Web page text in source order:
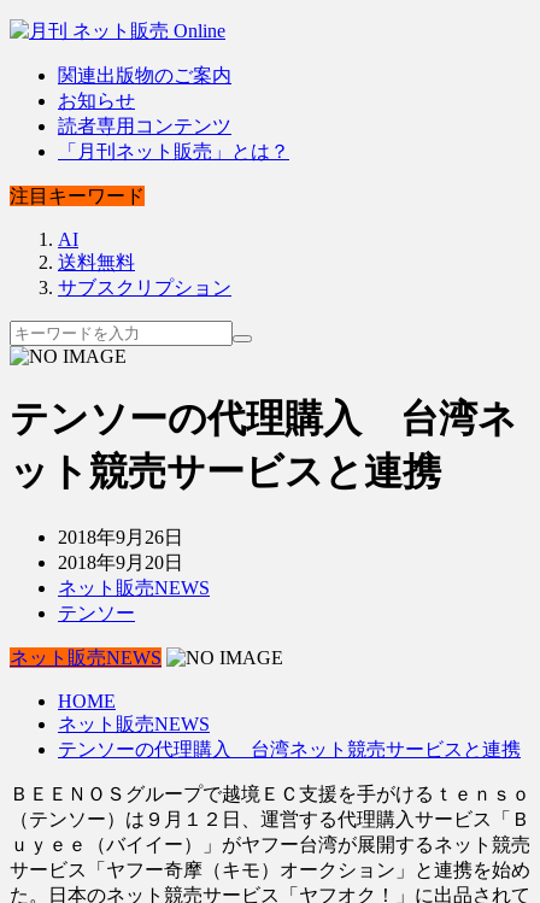
関連出版物のご案内
お知らせ
読者専用コンテンツ
「月刊ネット販売」とは？
注目キーワード
AI
送料無料
サブスクリプション
テンソーの代理購入 台湾ネ
ット競売サービスと連携
2018年9月26日
2018年9月20日
ネット販売NEWS
テンソー
ネット販売NEWS
HOME
ネット販売NEWS
テンソーの代理購入 台湾ネット競売サービスと連携
ＢＥＥＮＯＳグループで越境ＥＣ支援を手がけるｔｅｎｓｏ
（テンソー）は９月１２日、運営する代理購入サービス「Ｂ
ｕｙｅｅ（バイイー）」がヤフー台湾が展開するネット競売
サービス「ヤフー奇摩（キモ）オークション」と連携を始め
た。日本のネット競売サービス「ヤフオク！」に出品されて